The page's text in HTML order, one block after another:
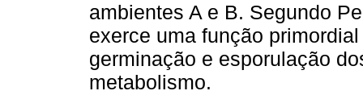
ambientes A e B. Segundo
exerce uma função
germinação e esporulação
metabolismo.